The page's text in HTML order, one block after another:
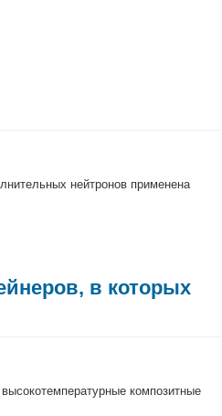
нейтронов применена
в которых
композитные